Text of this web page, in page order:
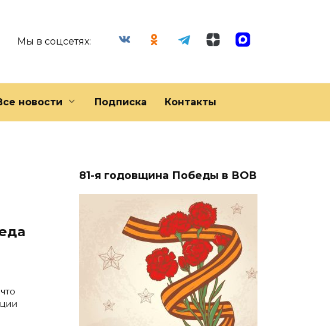
Мы в соцсетях:
новости Подписка Контакты
81-я годовщина Победы в ВОВ